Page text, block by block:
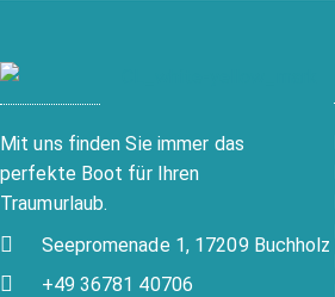
Mit uns finden Sie immer das
perfekte Boot für Ihren
Traumurlaub.
Seepromenade 1, 17209 Buchholz
+49 36781 40706